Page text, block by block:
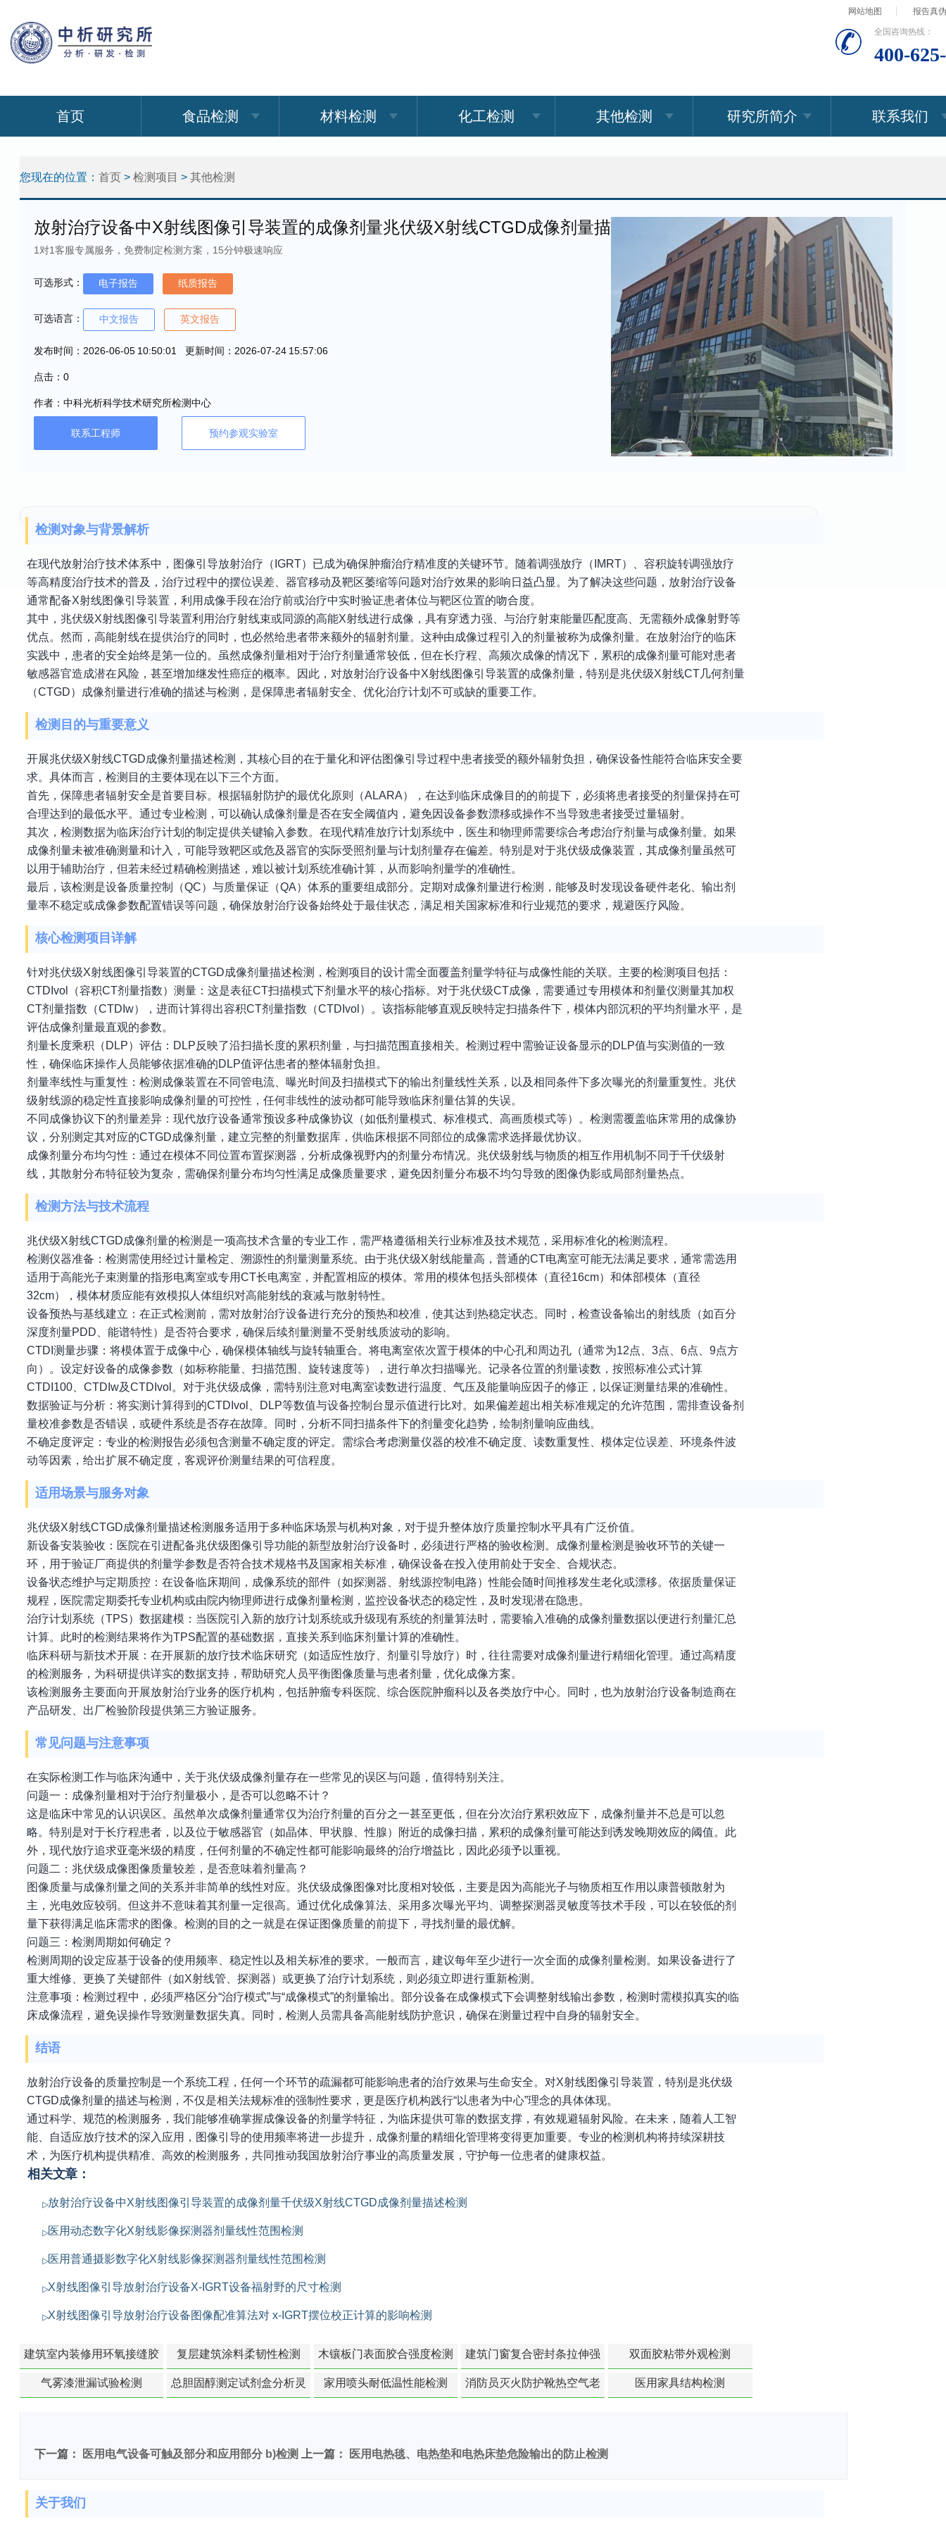
网站地图 报告真
全国咨询热线：
400-
首页 食品检测 材料检测 化工检测 其他检测 研究所简介 联系我们
您现在的位置： 首页 > 检测项目 > 其他检测
放射治疗设备中X射线图像引导装置的成像剂量兆伏级X射线CTGD成像剂量描述检测
1对1客服专属服务，免费制定检测方案，15分钟极速响应
可选形式： 电子报告 纸质报告
可选语言： 中文报告 英文报告
发布时间：2026-06-05 10:50:01 更新时间：2026-07-24 15:57:06
点击：0
作者：中科光析科学技术研究所检测中心
联系工程师 预约参观实验室
检测对象与背景解析
在现代放射治疗技术体系中，图像引导放射治疗（IGRT）已成为确保肿瘤治疗精准度的关键环节。随着调强放疗（IMRT）、容积旋转调强放疗
等高精度治疗技术的普及，治疗过程中的摆位误差、器官移动及靶区萎缩等问题对治疗效果的影响日益凸显。为了解决这些问题，放射治疗设备
通常配备X射线图像引导装置，利用成像手段在治疗前或治疗中实时验证患者体位与靶区位置的吻合度。
其中，兆伏级X射线图像引导装置利用治疗射线束或同源的高能X射线进行成像，具有穿透力强、与治疗射束能量匹配度高、无需额外成像射野等
优点。然而，高能射线在提供治疗的同时，也必然给患者带来额外的辐射剂量。这种由成像过程引入的剂量被称为成像剂量。在放射治疗的临床
实践中，患者的安全始终是第一位的。虽然成像剂量相对于治疗剂量通常较低，但在长疗程、高频次成像的情况下，累积的成像剂量可能对患者
敏感器官造成潜在风险，甚至增加继发性癌症的概率。因此，对放射治疗设备中X射线图像引导装置的成像剂量，特别是兆伏级X射线CT几何剂量
（CTGD）成像剂量进行准确的描述与检测，是保障患者辐射安全、优化治疗计划不可或缺的重要工作。
检测目的与重要意义
开展兆伏级X射线CTGD成像剂量描述检测，其核心目的在于量化和评估图像引导过程中患者接受的额外辐射负担，确保设备性能符合临床安全要
求。具体而言，检测目的主要体现在以下三个方面。
首先，保障患者辐射安全是首要目标。根据辐射防护的最优化原则（ALARA），在达到临床成像目的的前提下，必须将患者接受的剂量保持在可
合理达到的最低水平。通过专业检测，可以确认成像剂量是否在安全阈值内，避免因设备参数漂移或操作不当导致患者接受过量辐射。
其次，检测数据为临床治疗计划的制定提供关键输入参数。在现代精准放疗计划系统中，医生和物理师需要综合考虑治疗剂量与成像剂量。如果
成像剂量未被准确测量和计入，可能导致靶区或危及器官的实际受照剂量与计划剂量存在偏差。特别是对于兆伏级成像装置，其成像剂量虽然可
以用于辅助治疗，但若未经过精确检测描述，难以被计划系统准确计算，从而影响剂量学的准确性。
最后，该检测是设备质量控制（QC）与质量保证（QA）体系的重要组成部分。定期对成像剂量进行检测，能够及时发现设备硬件老化、输出剂
量率不稳定或成像参数配置错误等问题，确保放射治疗设备始终处于最佳状态，满足相关国家标准和行业规范的要求，规避医疗风险。
核心检测项目详解
针对兆伏级X射线图像引导装置的CTGD成像剂量描述检测，检测项目的设计需全面覆盖剂量学特征与成像性能的关联。主要的检测项目包括：
CTDIvol（容积CT剂量指数）测量：这是表征CT扫描模式下剂量水平的核心指标。对于兆伏级CT成像，需要通过专用模体和剂量仪测量其加权
CT剂量指数（CTDIw），进而计算得出容积CT剂量指数（CTDIvol）。该指标能够直观反映特定扫描条件下，模体内部沉积的平均剂量水平，是
评估成像剂量最直观的参数。
剂量长度乘积（DLP）评估：DLP反映了沿扫描长度的累积剂量，与扫描范围直接相关。检测过程中需验证设备显示的DLP值与实测值的一致
性，确保临床操作人员能够依据准确的DLP值评估患者的整体辐射负担。
剂量率线性与重复性：检测成像装置在不同管电流、曝光时间及扫描模式下的输出剂量线性关系，以及相同条件下多次曝光的剂量重复性。兆伏
级射线源的稳定性直接影响成像剂量的可控性，任何非线性的波动都可能导致临床剂量估算的失误。
不同成像协议下的剂量差异：现代放疗设备通常预设多种成像协议（如低剂量模式、标准模式、高画质模式等）。检测需覆盖临床常用的成像协
议，分别测定其对应的CTGD成像剂量，建立完整的剂量数据库，供临床根据不同部位的成像需求选择最优协议。
成像剂量分布均匀性：通过在模体不同位置布置探测器，分析成像视野内的剂量分布情况。兆伏级射线与物质的相互作用机制不同于千伏级射
线，其散射分布特征较为复杂，需确保剂量分布均匀性满足成像质量要求，避免因剂量分布极不均匀导致的图像伪影或局部剂量热点。
检测方法与技术流程
兆伏级X射线CTGD成像剂量的检测是一项高技术含量的专业工作，需严格遵循相关行业标准及技术规范，采用标准化的检测流程。
检测仪器准备：检测需使用经过计量检定、溯源性的剂量测量系统。由于兆伏级X射线能量高，普通的CT电离室可能无法满足要求，通常需选用
适用于高能光子束测量的指形电离室或专用CT长电离室，并配置相应的模体。常用的模体包括头部模体（直径16cm）和体部模体（直径
32cm），模体材质应能有效模拟人体组织对高能射线的衰减与散射特性。
设备预热与基线建立：在正式检测前，需对放射治疗设备进行充分的预热和校准，使其达到热稳定状态。同时，检查设备输出的射线质（如百分
深度剂量PDD、能谱特性）是否符合要求，确保后续剂量测量不受射线质波动的影响。
CTDI测量步骤：将模体置于成像中心，确保模体轴线与旋转轴重合。将电离室依次置于模体的中心孔和周边孔（通常为12点、3点、6点、9点方
向）。设定好设备的成像参数（如标称能量、扫描范围、旋转速度等），进行单次扫描曝光。记录各位置的剂量读数，按照标准公式计算
CTDI100、CTDIw及CTDIvol。对于兆伏级成像，需特别注意对电离室读数进行温度、气压及能量响应因子的修正，以保证测量结果的准确性。
数据验证与分析：将实测计算得到的CTDIvol、DLP等数值与设备控制台显示值进行比对。如果偏差超出相关标准规定的允许范围，需排查设备剂
量校准参数是否错误，或硬件系统是否存在故障。同时，分析不同扫描条件下的剂量变化趋势，绘制剂量响应曲线。
不确定度评定：专业的检测报告必须包含测量不确定度的评定。需综合考虑测量仪器的校准不确定度、读数重复性、模体定位误差、环境条件波
动等因素，给出扩展不确定度，客观评价测量结果的可信程度。
适用场景与服务对象
兆伏级X射线CTGD成像剂量描述检测服务适用于多种临床场景与机构对象，对于提升整体放疗质量控制水平具有广泛价值。
新设备安装验收：医院在引进配备兆伏级图像引导功能的新型放射治疗设备时，必须进行严格的验收检测。成像剂量检测是验收环节的关键一
环，用于验证厂商提供的剂量学参数是否符合技术规格书及国家相关标准，确保设备在投入使用前处于安全、合规状态。
设备状态维护与定期质控：在设备临床期间，成像系统的部件（如探测器、射线源控制电路）性能会随时间推移发生老化或漂移。依据质量保证
规程，医院需定期委托专业机构或由院内物理师进行成像剂量检测，监控设备状态的稳定性，及时发现潜在隐患。
治疗计划系统（TPS）数据建模：当医院引入新的放疗计划系统或升级现有系统的剂量算法时，需要输入准确的成像剂量数据以便进行剂量汇总
计算。此时的检测结果将作为TPS配置的基础数据，直接关系到临床剂量计算的准确性。
临床科研与新技术开展：在开展新的放疗技术临床研究（如适应性放疗、剂量引导放疗）时，往往需要对成像剂量进行精细化管理。通过高精度
的检测服务，为科研提供详实的数据支持，帮助研究人员平衡图像质量与患者剂量，优化成像方案。
该检测服务主要面向开展放射治疗业务的医疗机构，包括肿瘤专科医院、综合医院肿瘤科以及各类放疗中心。同时，也为放射治疗设备制造商在
产品研发、出厂检验阶段提供第三方验证服务。
常见问题与注意事项
在实际检测工作与临床沟通中，关于兆伏级成像剂量存在一些常见的误区与问题，值得特别关注。
问题一：成像剂量相对于治疗剂量极小，是否可以忽略不计？
这是临床中常见的认识误区。虽然单次成像剂量通常仅为治疗剂量的百分之一甚至更低，但在分次治疗累积效应下，成像剂量并不总是可以忽
略。特别是对于长疗程患者，以及位于敏感器官（如晶体、甲状腺、性腺）附近的成像扫描，累积的成像剂量可能达到诱发晚期效应的阈值。此
外，现代放疗追求亚毫米级的精度，任何剂量的不确定性都可能影响最终的治疗增益比，因此必须予以重视。
问题二：兆伏级成像图像质量较差，是否意味着剂量高？
图像质量与成像剂量之间的关系并非简单的线性对应。兆伏级成像图像对比度相对较低，主要是因为高能光子与物质相互作用以康普顿散射为
主，光电效应较弱。但这并不意味着其剂量一定很高。通过优化成像算法、采用多次曝光平均、调整探测器灵敏度等技术手段，可以在较低的剂
量下获得满足临床需求的图像。检测的目的之一就是在保证图像质量的前提下，寻找剂量的最优解。
问题三：检测周期如何确定？
检测周期的设定应基于设备的使用频率、稳定性以及相关标准的要求。一般而言，建议每年至少进行一次全面的成像剂量检测。如果设备进行了
重大维修、更换了关键部件（如X射线管、探测器）或更换了治疗计划系统，则必须立即进行重新检测。
注意事项：检测过程中，必须严格区分“治疗模式”与“成像模式”的剂量输出。部分设备在成像模式下会调整射线输出参数，检测时需模拟真实的临
床成像流程，避免误操作导致测量数据失真。同时，检测人员需具备高能射线防护意识，确保在测量过程中自身的辐射安全。
结语
放射治疗设备的质量控制是一个系统工程，任何一个环节的疏漏都可能影响患者的治疗效果与生命安全。对X射线图像引导装置，特别是兆伏级
CTGD成像剂量的描述与检测，不仅是相关法规标准的强制性要求，更是医疗机构践行“以患者为中心”理念的具体体现。
通过科学、规范的检测服务，我们能够准确掌握成像设备的剂量学特征，为临床提供可靠的数据支撑，有效规避辐射风险。在未来，随着人工智
能、自适应放疗技术的深入应用，图像引导的使用频率将进一步提升，成像剂量的精细化管理将变得更加重要。专业的检测机构将持续深耕技
术，为医疗机构提供精准、高效的检测服务，共同推动我国放射治疗事业的高质量发展，守护每一位患者的健康权益。
相关文章：
放射治疗设备中X射线图像引导装置的成像剂量千伏级X射线CTGD成像剂量描述检测
医用动态数字化X射线影像探测器剂量线性范围检测
医用普通摄影数字化X射线影像探测器剂量线性范围检测
X射线图像引导放射治疗设备X-IGRT设备福射野的尺寸检测
X射线图像引导放射治疗设备图像配准算法对 x-IGRT摆位校正计算的影响检测
建筑室内装修用环氧接缝胶
苯含量检测
复层建筑涂料柔韧性检测 木镶板门表面胶合强度检测
建筑门窗复合密封条拉伸强
度-硬质塑料材料检测
双面胶粘带外观检测
气雾漆泄漏试验检测
总胆固醇测定试剂盒分析灵
家用喷头耐低温性能检测
消防员灭火防护靴热空气老
医用家具结构检测
下一篇： 医用电气设备可触及部分和应用部分 b)检测 上一篇： 医用电热毯、电热垫和电热床垫危险输出的防止检测
关于我们